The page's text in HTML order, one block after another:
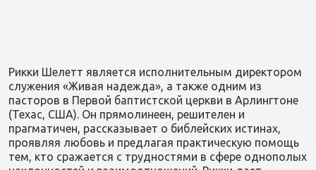
Рикки Шелетт является исполнительным директором
служения «Живая надежда», а также одним из
пасторов в Первой баптистской церкви в Арлингтоне
(Техас, США). Он прямолинеен, решителен и
прагматичен, рассказывает о библейских истинах,
проявляя любовь и предлагая практическую помощь
тем, кто сражается с трудностями в сфере однополых